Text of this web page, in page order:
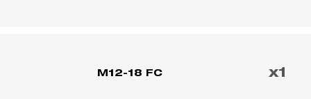
M12-18 FC x1